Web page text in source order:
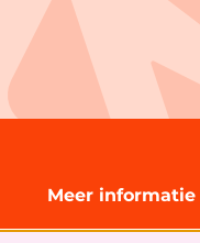
Meer informatie
Technische